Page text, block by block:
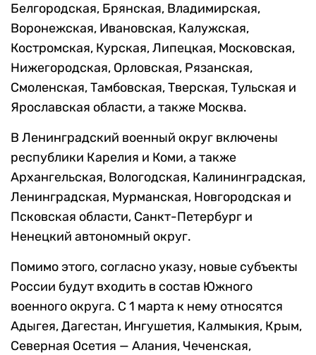
Белгородская, Брянская, Владимирская,
Воронежская, Ивановская, Калужская,
Костромская, Курская, Липецкая, Московская,
Нижегородская, Орловская, Рязанская,
Смоленская, Тамбовская, Тверская, Тульская и
Ярославская области, а также Москва.
В Ленинградский военный округ включены
республики Карелия и Коми, а также
Архангельская, Вологодская, Калининградская,
Ленинградская, Мурманская, Новгородская и
Псковская области, Санкт-Петербург и
Ненецкий автономный округ.
Помимо этого, согласно указу, новые субъекты
России будут входить в состав Южного
военного округа. С 1 марта к нему относятся
Адыгея, Дагестан, Ингушетия, Калмыкия, Крым,
Северная Осетия — Алания, Чеченская,